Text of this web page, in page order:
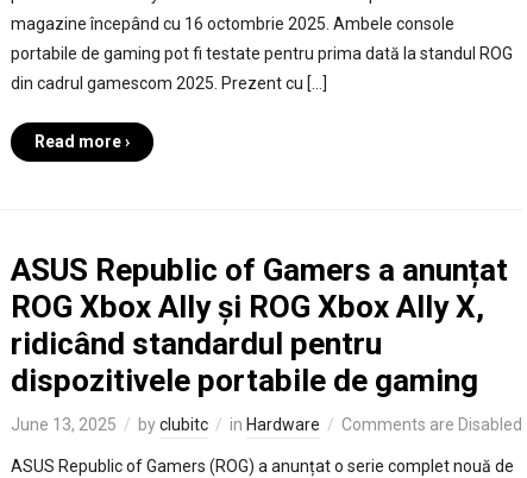
magazine începând cu 16 octombrie 2025. Ambele console
portabile de gaming pot fi testate pentru prima dată la standul ROG
din cadrul gamescom 2025. Prezent cu […]
Read more ›
ASUS Republic of Gamers a anunțat
ROG Xbox Ally și ROG Xbox Ally X,
ridicând standardul pentru
dispozitivele portabile de gaming
June 13, 2025 byclubitc in Hardware Comments are Disabled
ASUS Republic of Gamers (ROG) a anunțat o serie complet nouă de